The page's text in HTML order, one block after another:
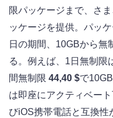
限パッケージまで、さ
ッケージを提供。パッ
日の期間、10GBから無
る。例えば、1日無制限
間無制限 44,40 $で
は即座にアクティベー
びiOS携帯電話と互換性